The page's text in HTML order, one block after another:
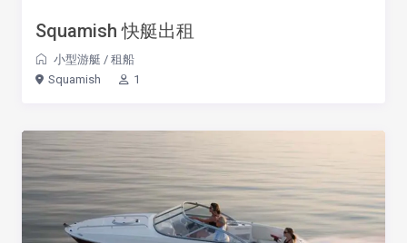
Squamish 快艇出租
小型游艇 / 租船
Squamish
1